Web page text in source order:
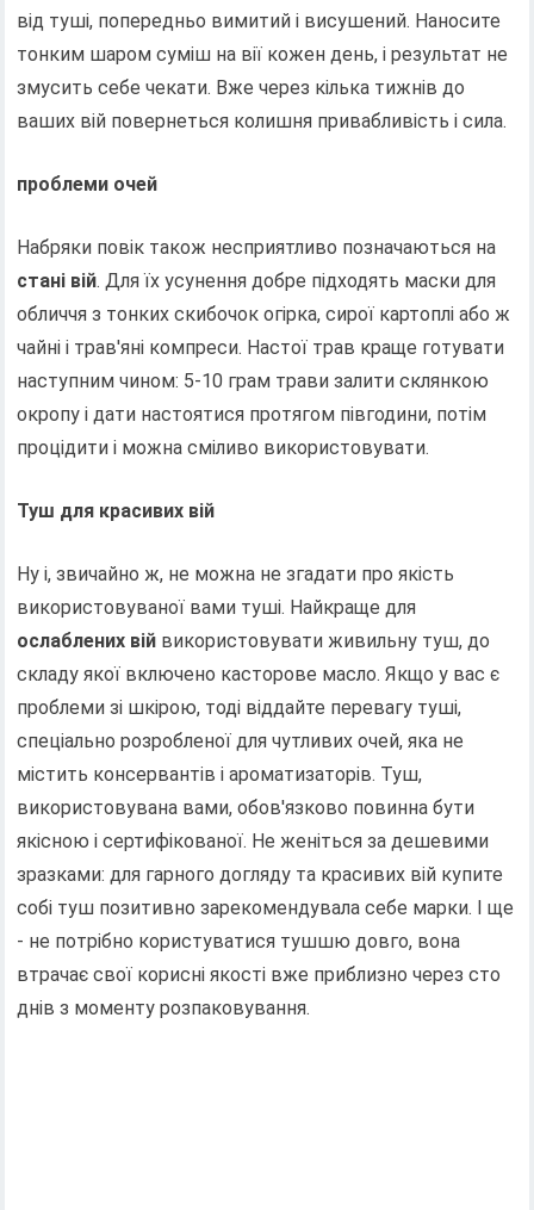
від туші, попередньо вимитий і висушений. Наносите
тонким шаром суміш на вії кожен день, і результат не
змусить себе чекати. Вже через кілька тижнів до
ваших вій повернеться колишня привабливість і сила.
проблеми очей
Набряки повік також несприятливо позначаються на
стані вій. Для їх усунення добре підходять маски для
обличчя з тонких скибочок огірка, сирої картоплі або ж
чайні і трав'яні компреси. Настої трав краще готувати
наступним чином: 5-10 грам трави залити склянкою
окропу і дати настоятися протягом півгодини, потім
процідити і можна сміливо використовувати.
Туш для красивих вій
Ну і, звичайно ж, не можна не згадати про якість
використовуваної вами туші. Найкраще для
ослаблених вій використовувати живильну туш, до
складу якої включено касторове масло. Якщо у вас є
проблеми зі шкірою, тоді віддайте перевагу туші,
спеціально розробленої для чутливих очей, яка не
містить консервантів і ароматизаторів. Туш,
використовувана вами, обов'язково повинна бути
якісною і сертифікованої. Не женіться за дешевими
зразками: для гарного догляду та красивих вій купите
собі туш позитивно зарекомендувала себе марки. І ще
- не потрібно користуватися тушшю довго, вона
втрачає свої корисні якості вже приблизно через сто
днів з моменту розпаковування.